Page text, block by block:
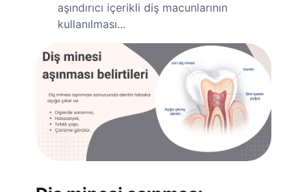
aşındırıcı içerikli diş macunlarının
kullanılması...